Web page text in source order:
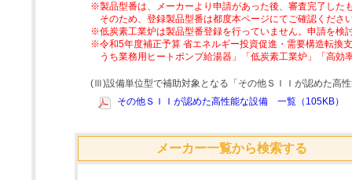
※製品型番は、メーカーより申請があった後、審査完了した
そのため、登録製品型番は都度本ページにてご確認くださ
※低炭素工業炉は製品型番登録を行っていません。申請を検
※令和5年度補正予算 省エネルギー投資促進・需要構造転換
うち業務用ヒートポンプ給湯器」「低炭素工業炉」「高
(Ⅲ)設備単位型で補助対象となる「その他ＳＩＩが認めた高
その他ＳＩＩが認めた高性能な設備 一覧（105KB）
メーカー一覧から検索する